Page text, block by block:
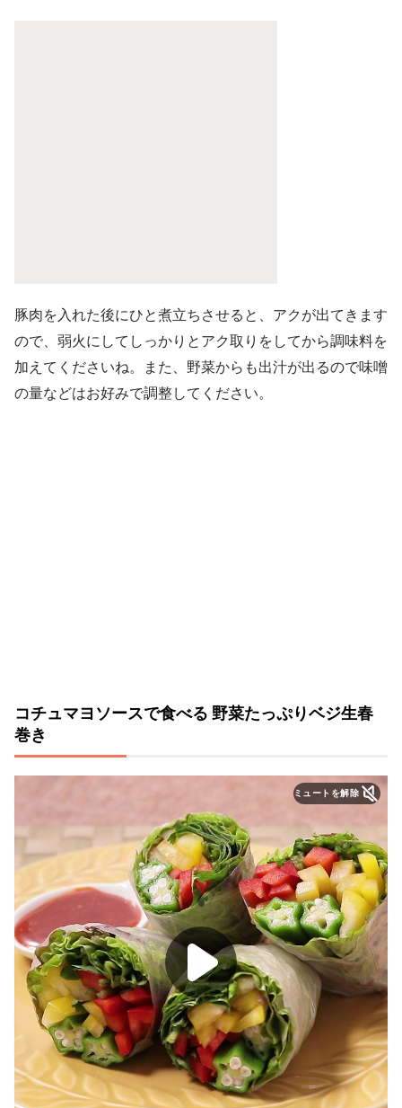
豚肉を入れた後にひと煮立ちさせると、アクが出てきます
ので、弱火にしてしっかりとアク取りをしてから調味料を
加えてくださいね。また、野菜からも出汁が出るので味噌
の量などはお好みで調整してください。
コチュマヨソースで食べる 野菜たっぷりベジ生春
巻き
ミュートを解除